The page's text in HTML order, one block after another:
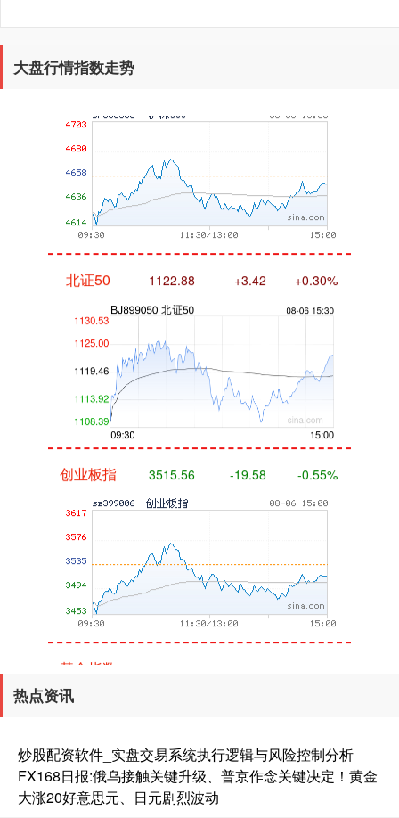
大盘行情指数走势
创业板指 -0.55%
热点资讯
炒股配资软件_实盘交易系统执行逻辑与风险控制分析
FX168日报:俄乌接触关键升级、普京作念关键决定！黄金
大涨20好意思元、日元剧烈波动